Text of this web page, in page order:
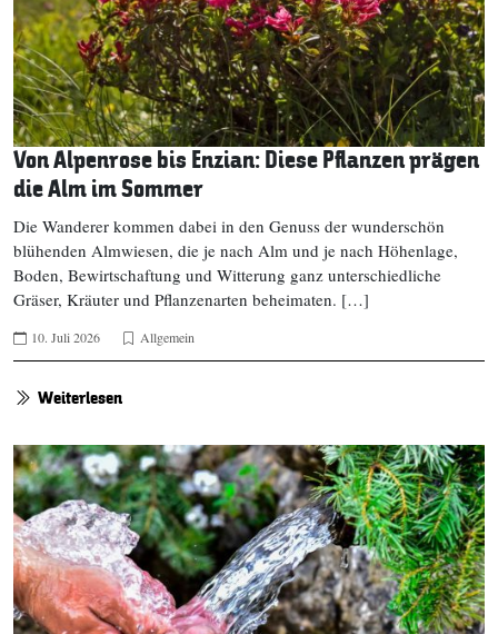
Von Alpenrose bis Enzian: Diese Pflanzen prägen
die Alm im Sommer
Die Wanderer kommen dabei in den Genuss der wunderschön
blühenden Almwiesen, die je nach Alm und je nach Höhenlage,
Boden, Bewirtschaftung und Witterung ganz unterschiedliche
Gräser, Kräuter und Pflanzenarten beheimaten. […]
10. Juli 2026 Allgemein
Weiterlesen